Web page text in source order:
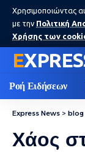
Χρησιμοποιώντας
με την Πολιτική
Χρήσης των
Ροή Ειδήσεων
Express News > blog
Χάος